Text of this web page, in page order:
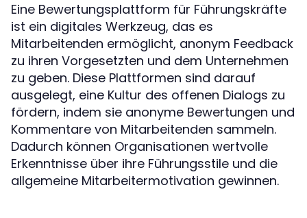
Eine Bewertungsplattform für Führungskräfte
ist ein digitales Werkzeug, das es
Mitarbeitenden ermöglicht, anonym Feedback
zu ihren Vorgesetzten und dem Unternehmen
zu geben. Diese Plattformen sind darauf
ausgelegt, eine Kultur des offenen Dialogs zu
fördern, indem sie anonyme Bewertungen und
Kommentare von Mitarbeitenden sammeln.
Dadurch können Organisationen wertvolle
Erkenntnisse über ihre Führungsstile und die
allgemeine Mitarbeitermotivation gewinnen.